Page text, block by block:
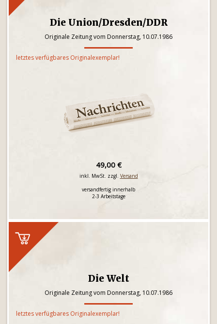
Die Union/Dresden/DDR
Originale Zeitung vom Donnerstag, 10.07.1986
letztes verfügbares Originalexemplar!
49,00 €
inkl. MwSt. zzgl. Versand
versandfertig innerhalb
2-3 Arbeitstage
Die Welt
Originale Zeitung vom Donnerstag, 10.07.1986
letztes verfügbares Originalexemplar!